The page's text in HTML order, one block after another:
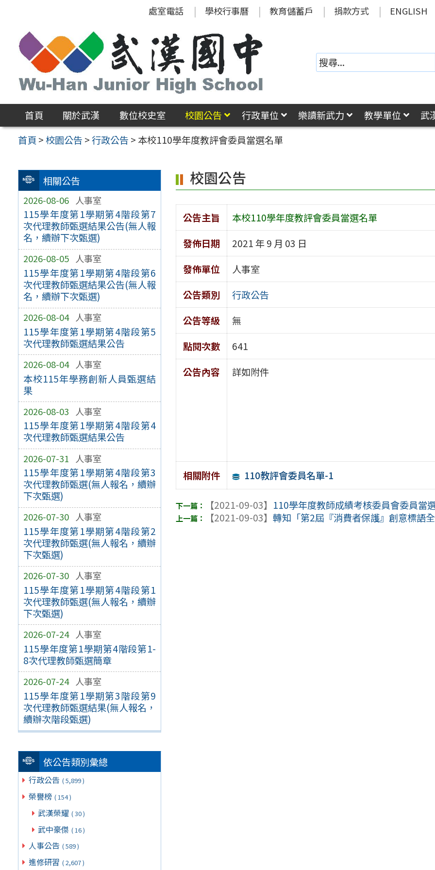
區
處室電話 學校行事曆 教育儲蓄戶 捐款方式 ENGLISH
首頁 關於武漢 數位校史室 校園公告 行政單位 樂讀新武力 教學單位 武
首頁 >校園公告 >行政公告 > 本校110學年度教評會委員當選名單
相關公告
2026-08-06 人事室
115學年度第1學期第4階段第7
次代理教師甄選結果公告(無人報
名，續辦下次甄選)
2026-08-05 人事室
115學年度第1學期第4階段第6
次代理教師甄選結果公告(無人報
名，續辦下次甄選)
2026-08-04 人事室
115學年度第1學期第4階段第5
次代理教師甄選結果公告
2026-08-04 人事室
本校115年學務創新人員甄選結
果
2026-08-03 人事室
115學年度第1學期第4階段第4
次代理教師甄選結果公告
2026-07-31 人事室
115學年度第1學期第4階段第3
次代理教師甄選(無人報名，續辦
下次甄選)
2026-07-30 人事室
115學年度第1學期第4階段第2
次代理教師甄選(無人報名，續辦
下次甄選)
2026-07-30 人事室
115學年度第1學期第4階段第1
次代理教師甄選(無人報名，續辦
下次甄選)
2026-07-24 人事室
115學年度第1學期第4階段第1-
8次代理教師甄選簡章
2026-07-24 人事室
115學年度第1學期第3階段第9
次代理教師甄選結果(無人報名，
續辦次階段甄選)
依公告類別彙總
行政公告 ( 5,899 )
榮譽榜 ( 154 )
武漢榮耀 ( 30 )
武中豪傑 ( 16 )
人事公告 ( 589 )
進修研習 ( 2,607 )
校園公告
公告主旨
本校110學年度教評會委員當選名單
發佈日期
2021 年 9 月 03 日
發佈單位
人事室
公告類別
行政公告
公告等級
無
點閱次數
641
公告內容
詳如附件
相關附件 110教評會委員名單-1
【2021-09-03】 110學年度教師成績考核委員會委員當
【2021-09-03】轉知「第2屆『消費者保護』創意標語全